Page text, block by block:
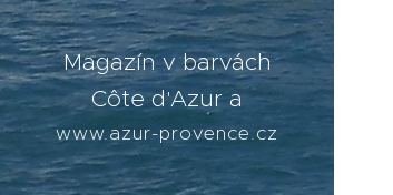
Magazín v barvách
Côte d'Azur a
levandulí
www.azur-provence.cz